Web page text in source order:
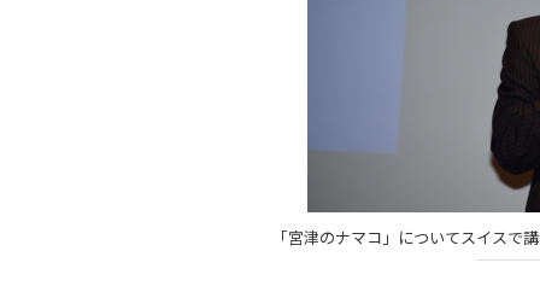
「宮津のナマコ」についてスイスで